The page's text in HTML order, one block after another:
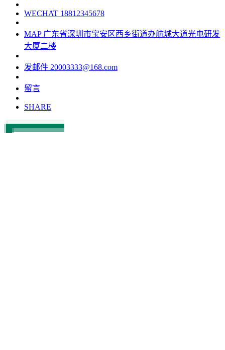
WECHAT 18812345678
MAP 广东省深圳市宝安区西乡街道办航城大道光电研发
大厦二楼
发邮件 20003333@168.com
留言
SHARE